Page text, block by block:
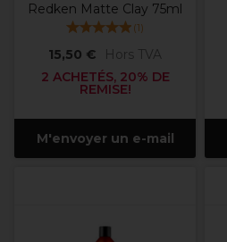
Redken Matte Clay 75ml
(1)
15,50 €
Hors TVA
2 ACHETÉS, 20% DE
REMISE!
M'envoyer un e-mail